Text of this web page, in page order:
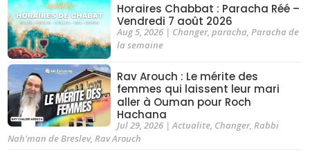
Horaires Chabbat : Paracha Réé –
Vendredi 7 août 2026
Aug 5, 2026| Changer, paracha Paracha de
la semaine
Rav Arouch : Le mérite des
femmes qui laissent leur mari
aller à Ouman pour Roch
Hachana
Jul 29, 2026| Actualite, Changer, Rabbi
Nah'man de Breslev, Rav Arouch